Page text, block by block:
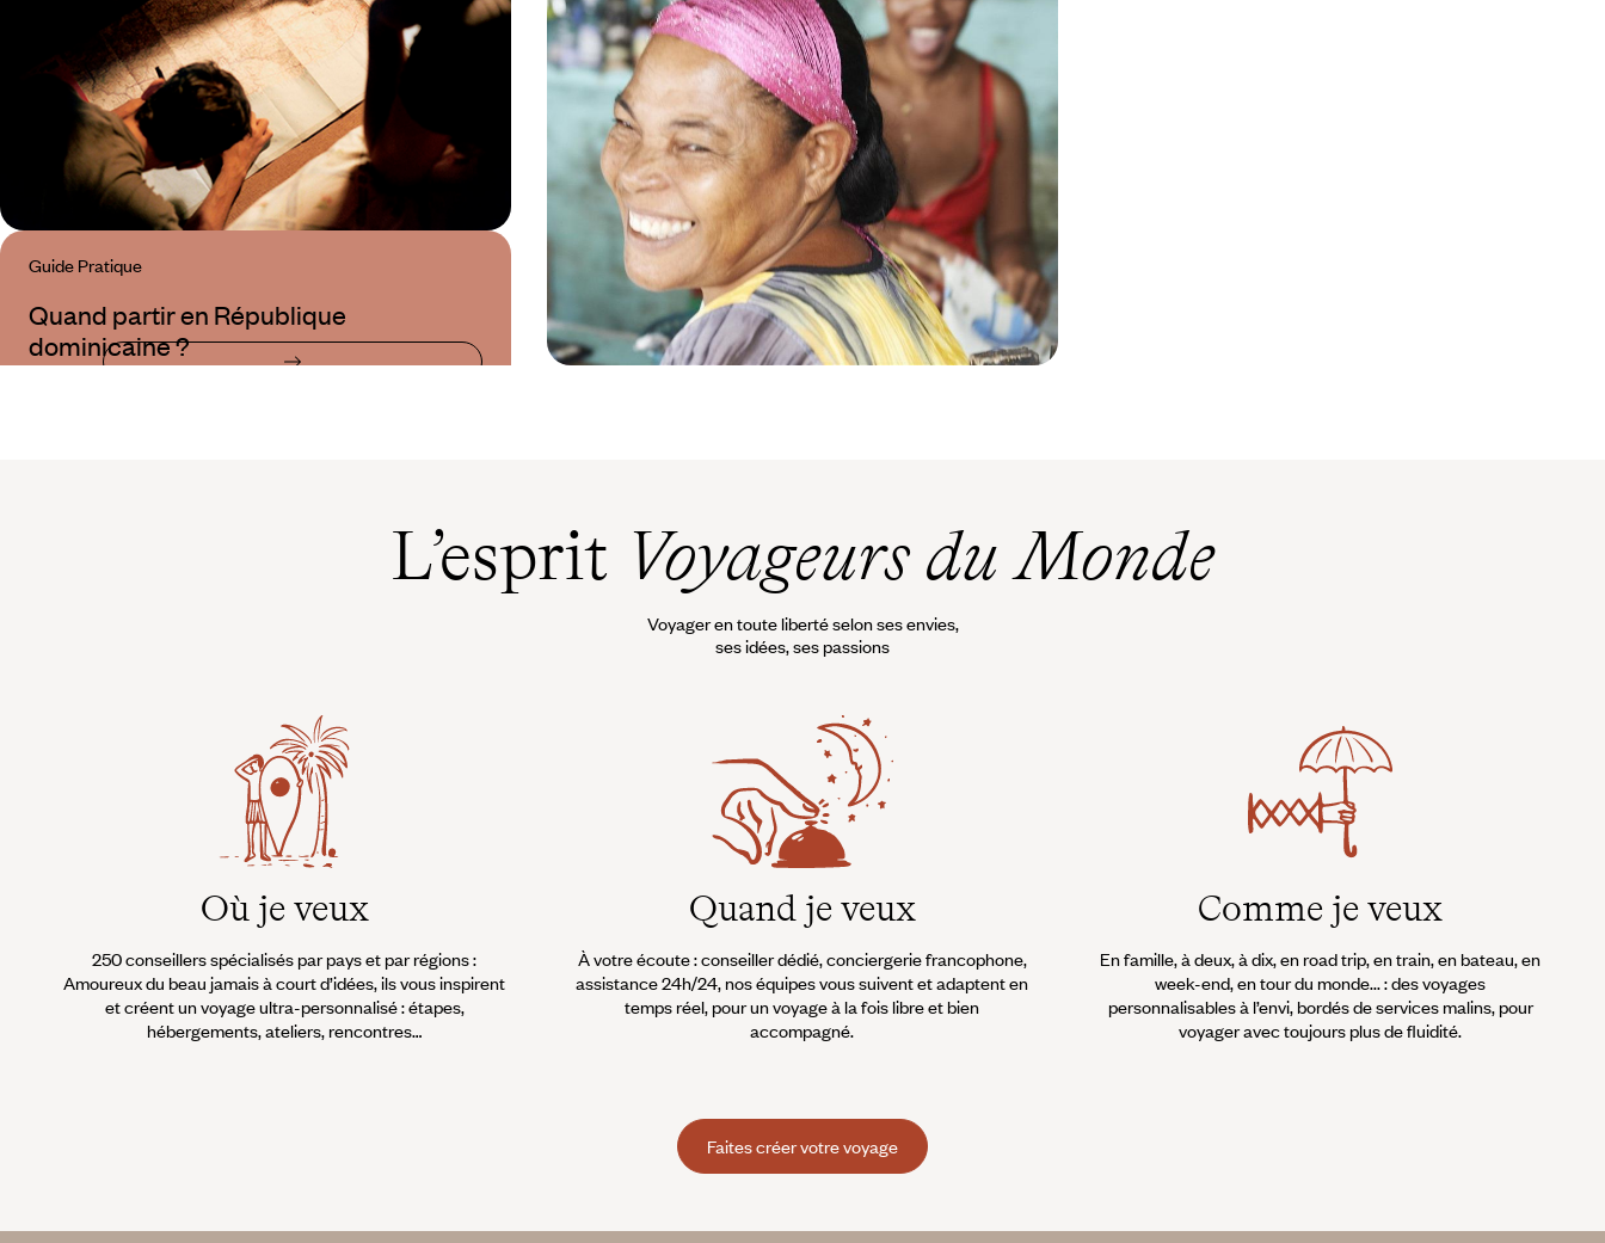
Guide Pratique
Quand partir en République
dominicaine ?
L’esprit Voyageurs du Monde
Voyager en toute liberté selon ses envies,
ses idées, ses passions
Où je veux
250 conseillers spécialisés par pays et par régions :
Amoureux du beau jamais à court d’idées, ils vous inspirent
et créent un voyage ultra-personnalisé : étapes,
hébergements, ateliers, rencontres…
Quand je veux
À votre écoute : conseiller dédié, conciergerie francophone,
assistance 24h/24, nos équipes vous suivent et adaptent en
temps réel, pour un voyage à la fois libre et bien
accompagné.
Comme je veux
En famille, à deux, à dix, en road trip, en train, en bateau, en
week-end, en tour du monde... : des voyages
personnalisables à l’envi, bordés de services malins, pour
voyager avec toujours plus de fluidité.
Faites créer votre voyage